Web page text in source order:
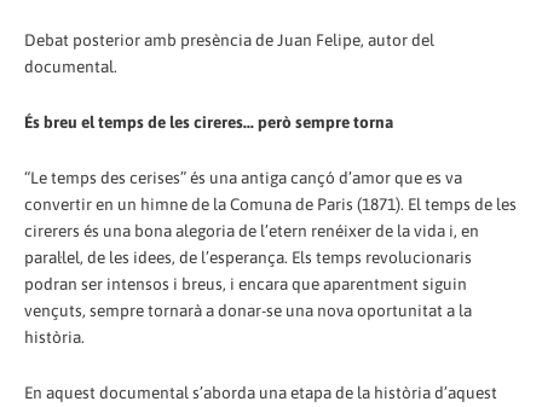
Debat posterior amb presència de Juan Felipe, autor del
documental.
És breu el temps de les cireres... però sempre torna
“Le temps des cerises” és una antiga cançó d’amor que es va
convertir en un himne de la Comuna de Paris (1871). El temps de les
cirerers és una bona alegoria de l’etern renéixer de la vida i, en
paral·lel, de les idees, de l’esperança. Els temps revolucionaris
podran ser intensos i breus, i encara que aparentment siguin
vençuts, sempre tornarà a donar-se una nova oportunitat a la
història.
En aquest documental s’aborda una etapa de la història d’aquest